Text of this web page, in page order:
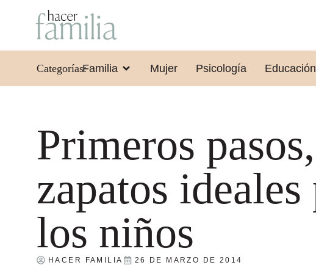
Categorías:Familia Mujer Psicología Educación
Primeros
zapatos ideales
los niños
HACER FAMILIA 26 DE MARZO DE 2014